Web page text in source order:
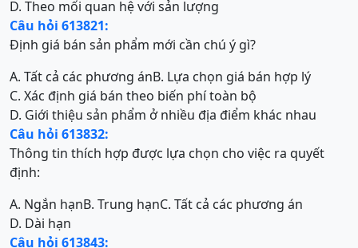
D. Theo mối quan hệ với sản lượng
Câu hỏi 613821:
Định giá bán sản phẩm mới cần chú ý gì?
A. Tất cả các phương ánB. Lựa chọn giá bán hợp lý
C. Xác định giá bán theo biến phí toàn bộ
D. Giới thiệu sản phẩm ở nhiều địa điểm khác nhau
Câu hỏi 613832:
Thông tin thích hợp được lựa chọn cho việc ra quyết
định:
A. Ngắn hạnB. Trung hạnC. Tất cả các phương án
D. Dài hạn
Câu hỏi 613843: